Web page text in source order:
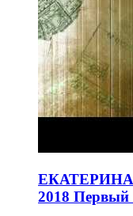
2018 Первый